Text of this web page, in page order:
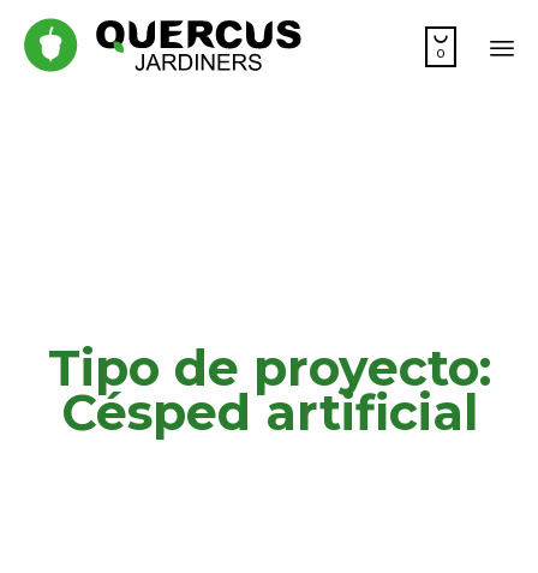

0
Tipo de proyecto:
Césped artificial